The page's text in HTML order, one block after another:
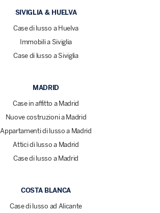
SIVIGLIA & HUELVA
Case di lusso a Huelva
Immobili a Siviglia
Case di lusso a Siviglia
MADRID
Case in affitto a Madrid
Nuove costruzioni a Madrid
Appartamenti di lusso a Madrid
Attici di lusso a Madrid
Case di lusso a Madrid
COSTA BLANCA
Case di lusso ad Alicante